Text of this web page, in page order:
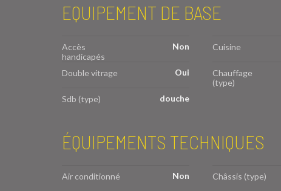
EQUIPEMENT DE BASE
Accès
handicapés
Non Cuisine
Double vitrage Oui
Chauffage
(type)
Sdb (type) douche
ÉQUIPEMENTS TECHNIQUES
Air conditionné Non Châssis (type)